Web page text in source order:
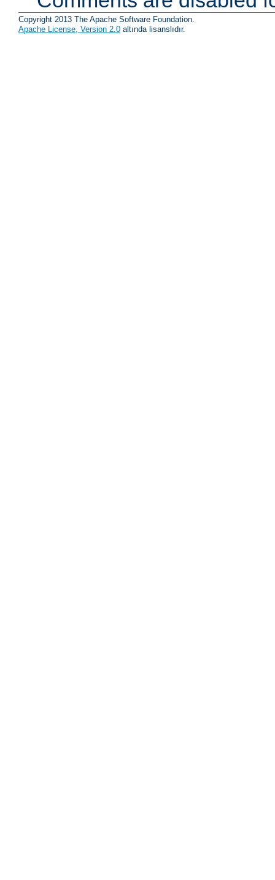
Copyright 2013 The Apache Software Foundation.
Apache License, Version 2.0 altında lisanslıdır.